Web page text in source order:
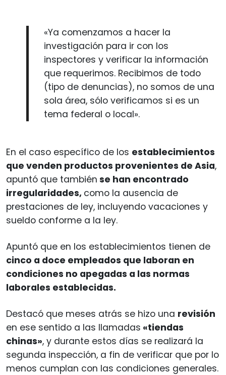
«Ya comenzamos a hacer la
investigación para ir con los
inspectores y verificar la información
que requerimos. Recibimos de todo
(tipo de denuncias), no somos de una
sola área, sólo verificamos si es un
tema federal o local».
En el caso específico de los establecimientos
que venden productos provenientes de Asia,
apuntó que también se han encontrado
irregularidades, como la ausencia de
prestaciones de ley, incluyendo vacaciones y
sueldo conforme a la ley.
Apuntó que en los establecimientos tienen de
cinco a doce empleados que laboran en
condiciones no apegadas a las normas
laborales establecidas.
Destacó que meses atrás se hizo una revisión
en ese sentido a las llamadas «tiendas
chinas», y durante estos días se realizará la
segunda inspección, a fin de verificar que por lo
menos cumplan con las condiciones generales.